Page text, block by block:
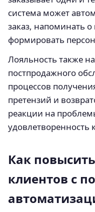
система может
заказ, напоминать
формировать
Лояльность также
постпродажного
процессов
претензий и
реакции на
удовлетворенность
Как
клиентов с